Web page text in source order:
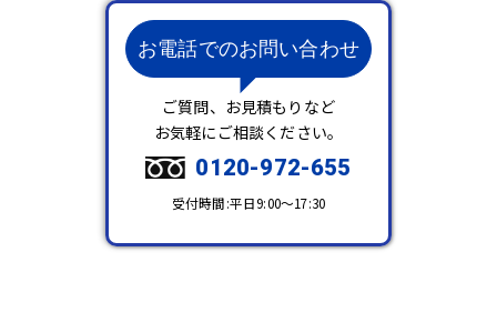
お電話でのお問い合わせ
ご質問、お見積もりなど
お気軽にご相談ください。
0120-972-655
受付時間:平日9:00～17:30